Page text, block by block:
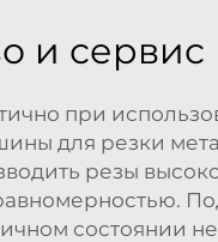
и сервис
при
для резки
резы
состоянии